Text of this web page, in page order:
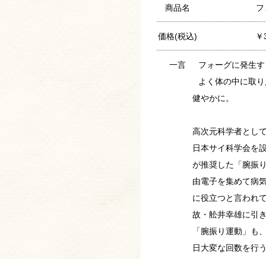
商品名
価格(税込)
一言
フォーグに発生
よく体の中に取
健やかに。
高次元科学者とし
日本サイ科学会を
が推奨した「腕振
由電子を集めて病
に役立つと言われ
故・舩井幸雄に引
「腕振り運動」も
日大変な回数を行